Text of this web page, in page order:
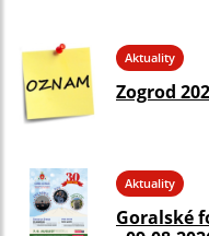
Aktuality
Zogrod
Aktuality
Goralské